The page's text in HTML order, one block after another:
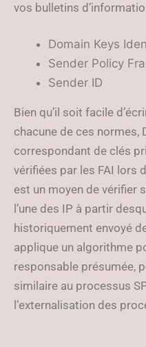
vos bulletins
Domain Keys
Sender Policy
Sender ID
Bien qu’il soit facile
chacune de ces normes,
correspondant de clés
vérifiées par les FAI lors
est un moyen de vérifier
l’une des IP à partir
historiquement envoyé
applique un algorithme
responsable présumée,
similaire au processus
l’externalisation des